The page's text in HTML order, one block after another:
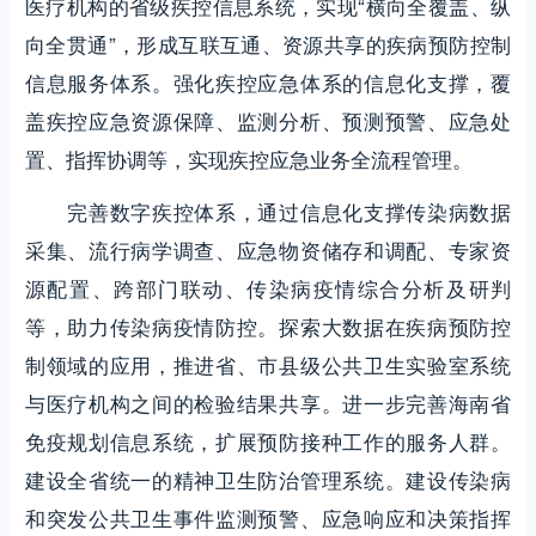
向全贯通”，形成互联互通、资源共享的疾病预防控制
信息服务体系。强化疾控应急体系的信息化支撑，覆
盖疾控应急资源保障、监测分析、预测预警、应急处
置、指挥协调等，实现疾控应急业务全流程管理。
完善数字疾控体系，通过信息化支撑传染病数据
采集、流行病学调查、应急物资储存和调配、专家资
源配置、跨部门联动、传染病疫情综合分析及研判
等，助力传染病疫情防控。探索大数据在疾病预防控
制领域的应用，推进省、市县级公共卫生实验室系统
与医疗机构之间的检验结果共享。进一步完善海南省
免疫规划信息系统，扩展预防接种工作的服务人群。
建设全省统一的精神卫生防治管理系统。建设传染病
和突发公共卫生事件监测预警、应急响应和决策指挥